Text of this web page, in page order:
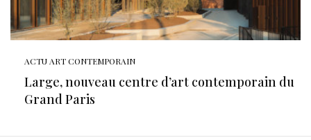
ACTU ART CONTEMPORAIN
Large, nouveau centre d’art contemporain du
Grand Paris